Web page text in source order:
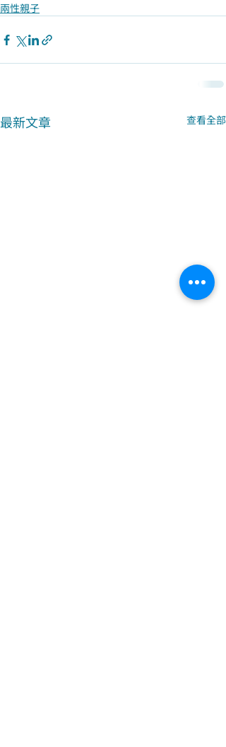
兩性親子
最新文章 查看全部